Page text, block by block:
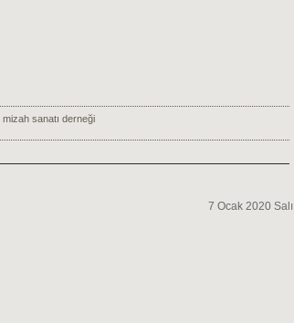
mizah sanatı derneği
7 Ocak 2020 Salı